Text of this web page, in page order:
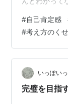
し 自分の言葉
とんど気にす
の低さ、ネガ
そのわかって
根源だったこ
会いは学びが
#自己肯定感
#考え方のくせ
いっぽい
完璧を目指